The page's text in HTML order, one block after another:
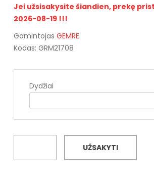
Jei užsisakysite šiandien, prekę
2026-08-19 !!!
Gamintojas GEMRE
Kodas: GRM21708
Dydžiai
UŽSAKYTI